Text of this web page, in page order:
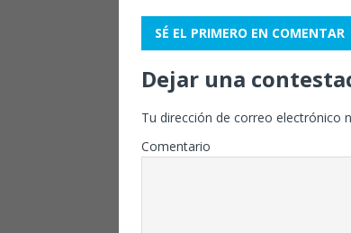
SÉ EL PRIMERO EN COMENTAR
Dejar una
Tu dirección de correo electrónico
Comentario